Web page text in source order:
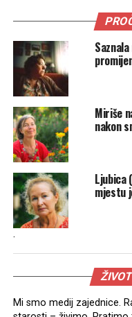
Miriše
nakon
Ljubica
mjestu
.
Mi smo medij zajednice.